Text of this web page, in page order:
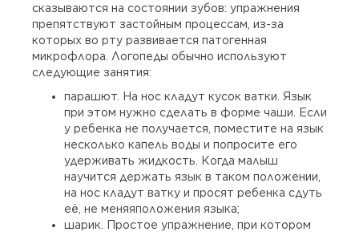
сказываются на состоянии зубов: упражнения
препятствуют застойным процессам, из-за
которых во рту развивается патогенная
микрофлора. Логопеды обычно используют
следующие занятия:
парашют. На нос кладут кусок ватки. Язык
при этом нужно сделать в форме чаши. Если
у ребенка не получается, поместите на язык
несколько капель воды и попросите его
удерживать жидкость. Когда малыш
научится держать язык в таком положении,
на нос кладут ватку и просят ребенка сдуть
её, не меняяположения языка;
шарик. Простое упражнение, при котором